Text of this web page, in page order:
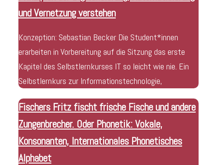
und Vernetzung verstehen
Konzeption: Sebastian Becker Die Student*innen
erarbeiten in Vorbereitung auf die Sitzung das erste
Kapitel des Selbstlernkurses IT so leicht wie nie. Ein
Selbstlernkurs zur Informationstechnologie,
Fischers Fritz fischt frische Fische und andere
Zungenbrecher. Oder Phonetik: Vokale,
Konsonanten, Internationales Phonetisches
Alphabet